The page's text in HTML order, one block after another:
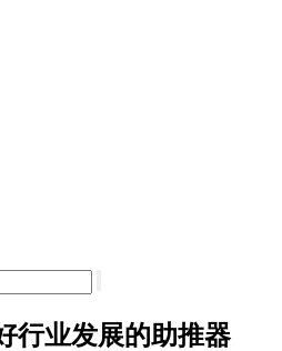
行业发展的助推器